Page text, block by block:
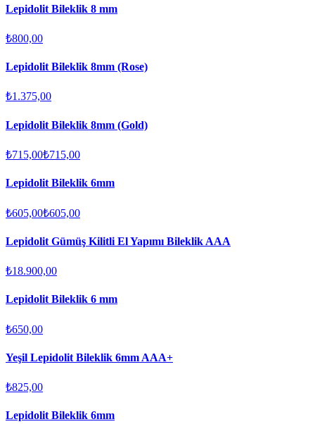
Lepidolit Bileklik 8 mm
₺800,00
Lepidolit Bileklik 8mm (Rose)
₺1.375,00
Lepidolit Bileklik 8mm (Gold)
₺715,00₺715,00
Lepidolit Bileklik 6mm
₺605,00₺605,00
Lepidolit Gümüş Kilitli El Yapımı Bileklik AAA
₺18.900,00
Lepidolit Bileklik 6 mm
₺650,00
Yeşil Lepidolit Bileklik 6mm AAA+
₺825,00
Lepidolit Bileklik 6mm